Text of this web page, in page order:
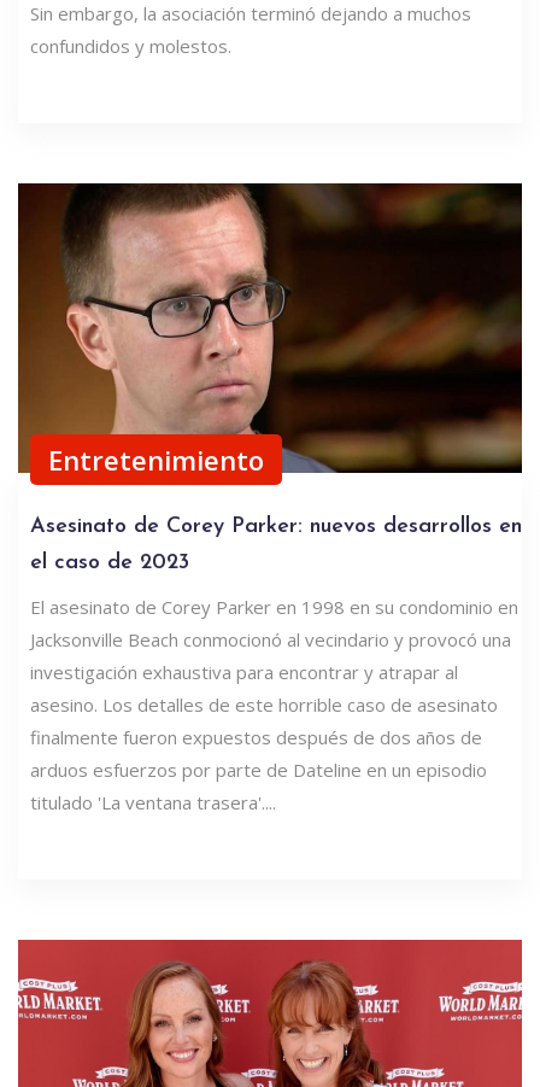
Sin embargo, la asociación terminó dejando a muchos
confundidos y molestos.
Entretenimiento
Asesinato de Corey Parker: nuevos desarrollos en
el caso de 2023
El asesinato de Corey Parker en 1998 en su condominio en
Jacksonville Beach conmocionó al vecindario y provocó una
investigación exhaustiva para encontrar y atrapar al
asesino. Los detalles de este horrible caso de asesinato
finalmente fueron expuestos después de dos años de
arduos esfuerzos por parte de Dateline en un episodio
titulado 'La ventana trasera'....